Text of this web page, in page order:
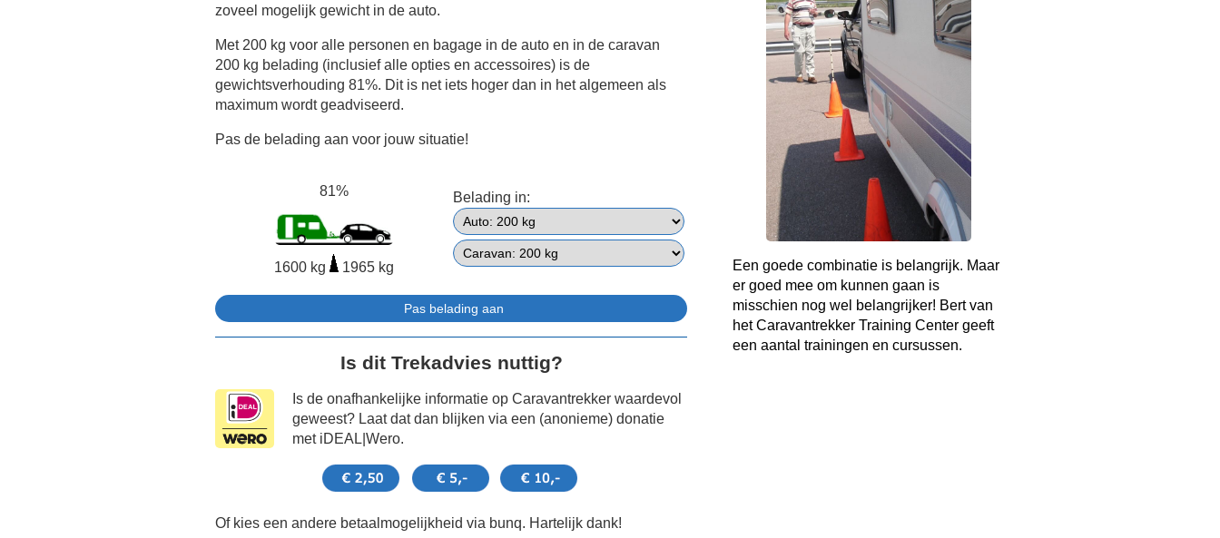
zoveel mogelijk gewicht in de auto.
Met 200 kg voor alle personen en bagage in de auto en in de caravan
200 kg belading (inclusief alle opties en accessoires) is de
gewichtsverhouding 81%. Dit is net iets hoger dan in het algemeen als
maximum wordt geadviseerd.
Pas de belading aan voor jouw situatie!
81%
1600 kg 1965 kg
Belading in:
Is dit Trekadvies nuttig?
Is de onafhankelijke informatie op Caravantrekker waardevol
geweest? Laat dat dan blijken via een (anonieme) donatie
met iDEAL|Wero.
Of kies een andere betaalmogelijkheid via bunq. Hartelijk dank!
Een goede combinatie is belangrijk. Maar
er goed mee om kunnen gaan is
misschien nog wel belangrijker! Bert van
het Caravantrekker Training Center geeft
een aantal trainingen en cursussen.